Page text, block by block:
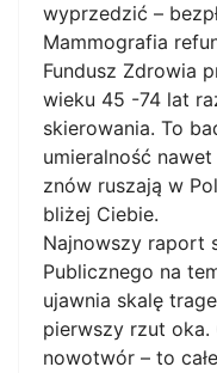
wyprzedzić –
Mammografia
Fundusz Zdrowia
wieku 45 -74 lat
skierowania. To
umieralność
znów ruszają w
bliżej Ciebie.
Najnowszy raport
Publicznego na
ujawnia skalę
pierwszy rzut
nowotwór – to